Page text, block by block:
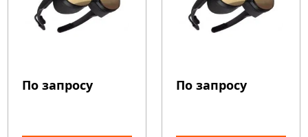
По запросу По запросу